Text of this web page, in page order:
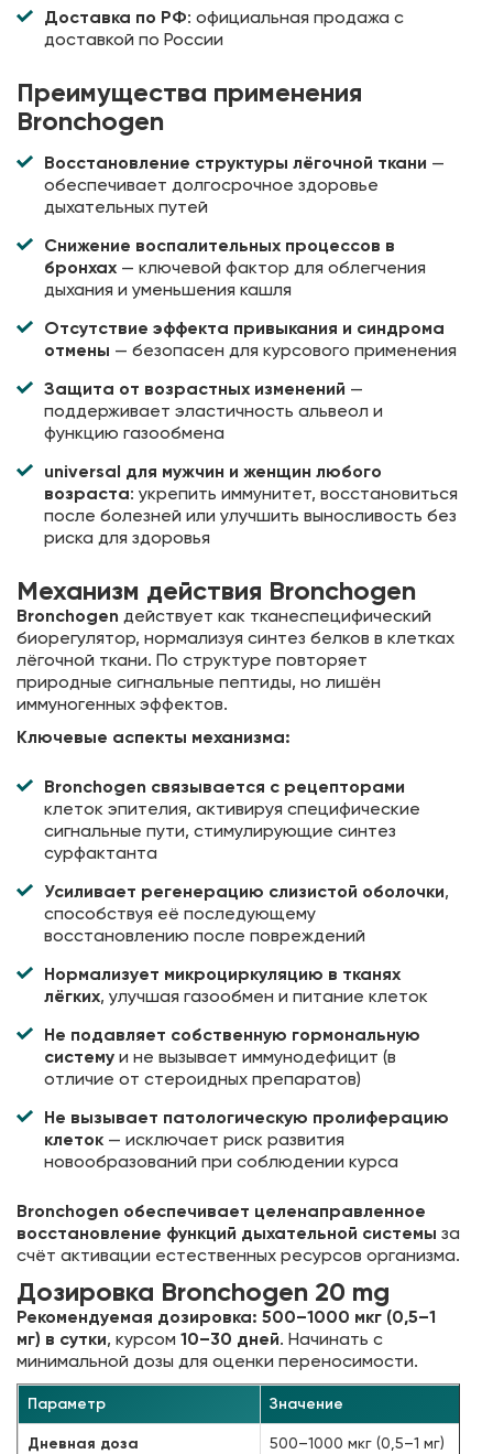
Доставка по РФ: официальная продажа с
доставкой по России
Преимущества применения
Bronchogen
Восстановление структуры лёгочной ткани —
обеспечивает долгосрочное здоровье
дыхательных путей
Снижение воспалительных процессов в
бронхах — ключевой фактор для облегчения
дыхания и уменьшения кашля
Отсутствие эффекта привыкания и синдрома
отмены — безопасен для курсового применения
Защита от возрастных изменений —
поддерживает эластичность альвеол и
функцию газообмена
universal для мужчин и женщин любого
возраста: укрепить иммунитет, восстановиться
после болезней или улучшить выносливость без
риска для здоровья
Механизм действия Bronchogen
Bronchogen действует как тканеспецифический
биорегулятор, нормализуя синтез белков в клетках
лёгочной ткани. По структуре повторяет
природные сигнальные пептиды, но лишён
иммуногенных эффектов.
Ключевые аспекты механизма:
Bronchogen связывается с рецепторами
клеток эпителия, активируя специфические
сигнальные пути, стимулирующие синтез
сурфактанта
Усиливает регенерацию слизистой оболочки,
способствуя её последующему
восстановлению после повреждений
Нормализует микроциркуляцию в тканях
лёгких, улучшая газообмен и питание клеток
Не подавляет собственную гормональную
систему и не вызывает иммунодефицит (в
отличие от стероидных препаратов)
Не вызывает патологическую пролиферацию
клеток — исключает риск развития
новообразований при соблюдении курса
Bronchogen обеспечивает целенаправленное
восстановление функций дыхательной системы за
счёт активации естественных ресурсов организма.
Дозировка Bronchogen 20 mg
Рекомендуемая дозировка: 500–1000 мкг (0,5–1
мг) в сутки, курсом 10–30 дней. Начинать с
минимальной дозы для оценки переносимости.
Параметр Значение
Дневная доза 500–1000 мкг (0,5–1 мг)